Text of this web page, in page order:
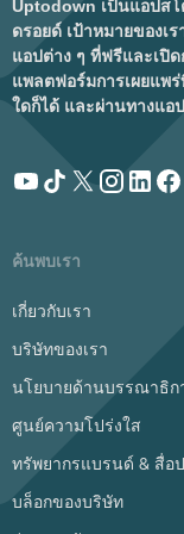
Uptodown เป็นแอปส
ดรอยด์ เป้าหมายของเ
แอปต่าง ๆ ที่ฟรีและเปิ
แพลตฟอร์มการเผยแพ
ใดก็ได้ และผ่านทางแอ
ค้นพบเรา
เกี่ยวกับเรา
บริษัทของเรา
นโยบายด้านบรรณาธิก
ศูนย์ความโปร่งใส
ทรัพยากรแบรนด์ & สื่อ
บล็อกของบริษัท